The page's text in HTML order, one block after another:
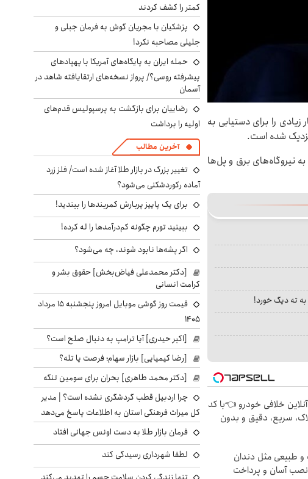
را برای دستیابی به
شده است.
نیروگاه‌های برق و پل‌ها
به ته دیگ خورد!
خلافی خودرو 👈با کد
سریع، دقیق و بدون
طبیعی مثل دندان
آسان و پرداخت
کمتر را کشف کردند
پزشکیان با مجریان گوش به فرمان جبلی و
جلیلی مصاحبه نکرد!
حمله ایران به پایگاه‌های آمریکا با پهپادهای
پیشرفته روسی؟/ پرواز نسخه‌های ارتقایافته شاهد در
آسمان
رضاییان برای بازگشت به پرسپولیس قدم‌های
اولیه را برداشت
آخرین مطالب
تغییر بزرگ در بازار طلا آغاز شده است/ فلز زرد
آماده رکوردشکنی می‌شود؟
برای یک پاییز پربارش کمربندها را ببندید!
ببینید تورم چگونه کم‌درآمدها را له کرده!
اگر پشه‌ها نابود شوند، چه می‌شود؟
[دکتر محمدعلی فیاض‌بخش] حقوق بشر و
کرامت انسانی
قیمت روز گوشی موبایل امروز پنجشنبه ۱۵ مرداد
۱۴۰۵
[اکبر حیدری] آیا ترامپ به دنبال صلح است؟
[رضا کیمیایی] بازار سهام؛ فرصت یا تله؟
[دکتر محمد طاهری] بحران برای سومین تنگه
چرا اردبیل قطب گردشگری نشده است؟ | مدیر
کل میراث فرهنگی استان به اطلاعات پاسخ می‌دهد
فرمان بازار طلا به دست اونس جهانی افتاد
لطفا شهرداری رسیدگی کند